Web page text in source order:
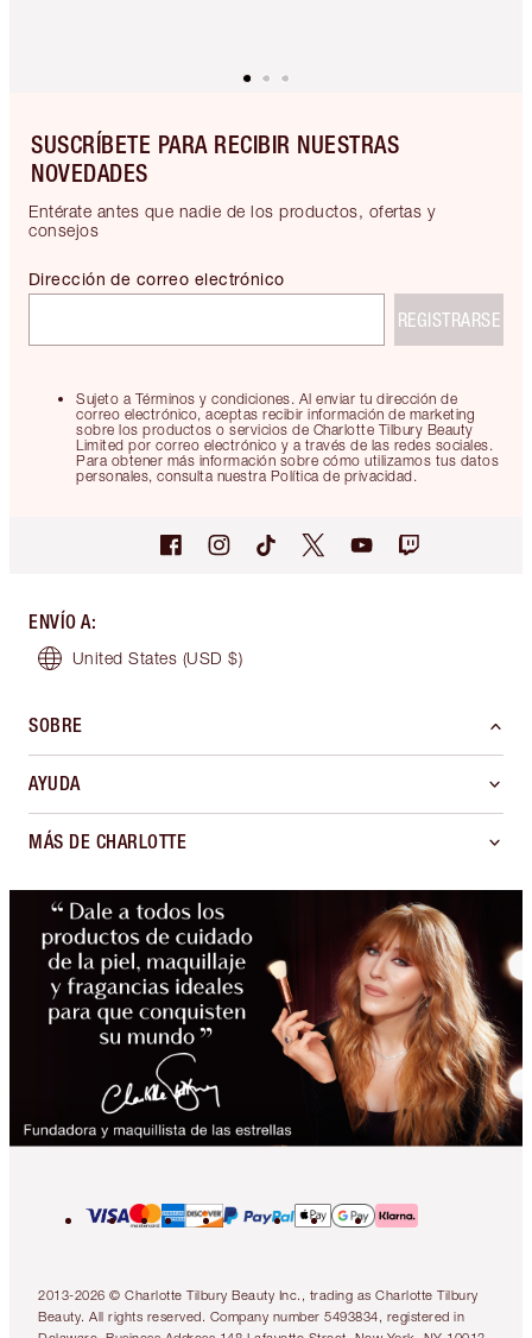
SUSCRÍBETE PARA RECIBIR NUESTRAS
NOVEDADES
Entérate antes que nadie de los productos, ofertas y
consejos
Sujeto a Términos y condiciones. Al enviar tu dirección de
correo electrónico, aceptas recibir información de marketing
sobre los productos o servicios de Charlotte Tilbury Beauty
Limited por correo electrónico y a través de las redes sociales.
Para obtener más información sobre cómo utilizamos tus datos
personales, consulta nuestra Política de privacidad.
Dirección de correo electrónico
REGISTRARSE
ENVÍO A:
United States (USD $)
SOBRE
AYUDA
MÁS DE CHARLOTTE
2013-2026 © Charlotte Tilbury Beauty Inc., trading as Charlotte Tilbury
Beauty. All rights reserved. Company number 5493834, registered in